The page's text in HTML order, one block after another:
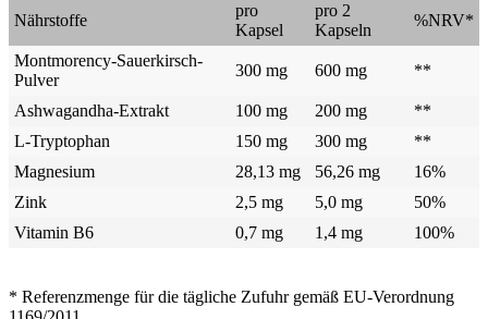
Nährstoffe
pro
Kapsel
pro 2
Kapseln
%NRV*
Montmorency-Sauerkirsch-
Pulver
300 mg 600 mg **
Ashwagandha-Extrakt 100 mg 200 mg
**
L-Tryptophan
150 mg 300 mg
**
Magnesium
28,13 mg 56,26 mg
16%
Zink
2,5 mg 5,0 mg
50%
Vitamin B6
0,7 mg 1,4 mg 100%
* Referenzmenge für die tägliche Zufuhr gemäß EU-Verordnung